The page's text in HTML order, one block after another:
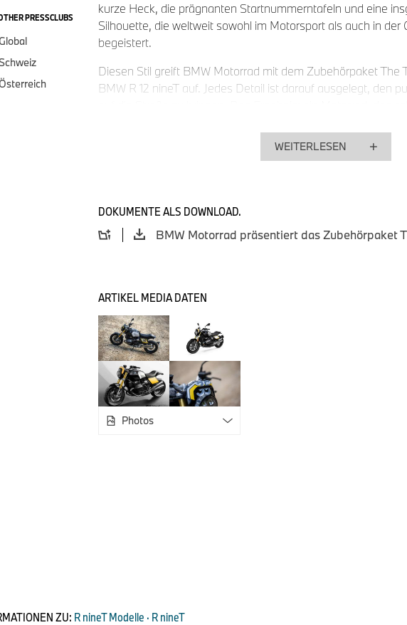
PRESSCLUBS
kurze Heck, die prägnanten Startnummerntafeln und eine
Silhouette, die weltweit sowohl im Motorsport als auch in der
begeistert.
Diesen Stil greift BMW Motorrad mit dem Zubehörpaket The
BMW R 12 nineT auf. Jedes Detail ist darauf ausgelegt, den
individuellen Note, die aus der R 12 nineT ein echtes
(wahlweise in Schwarz oder Silber)
Cockpitverkleidung Tracker Blackstorm metallic.
Original BMW Motorrad Zubehör ein großes Maß an
Hinweis: Die auf dem Foto abgebildeten Reifen und die
des Zubehörpakets The Tracker. Das Startnummernfeld
Gestaltung – die Startnummer selbst wird vom Kunden frei
Verfügbarkeit und Umbau.
notwendig ist. Dies macht The Tracker zur idealen Wahl für
WEITERLESEN
DOKUMENTE ALS DOWNLOAD.
ARTIKEL MEDIA DATEN
Photos
ZU: R nineT Modelle · R nineT